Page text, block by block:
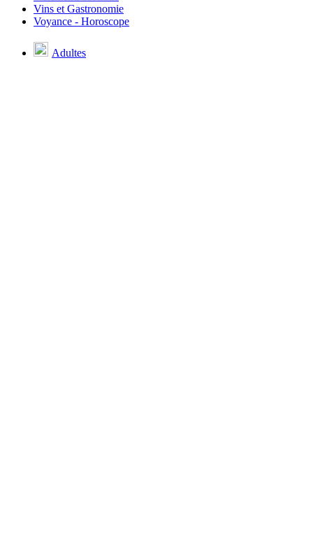
Vins et Gastronomie
Voyance - Horoscope
Adultes